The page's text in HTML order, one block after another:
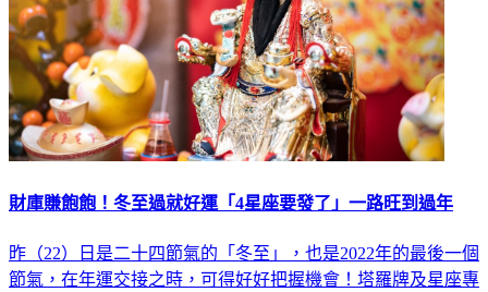
財庫賺飽飽！冬至過就好運「4星座要發了」一路旺到過年
昨（22）日是二十四節氣的「冬至」，也是2022年的最後一個
節氣，在年運交接之時，可得好好把握機會！塔羅牌及星座專